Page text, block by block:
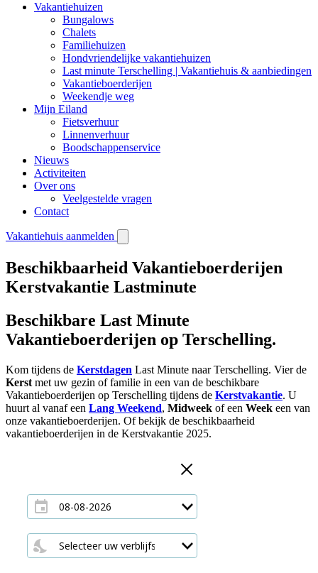
Vakantiehuizen
Bungalows
Chalets
Familiehuizen
Hondvriendelijke vakantiehuizen
Last minute Terschelling | Vakantiehuis & aanbiedingen
Vakantieboerderijen
Weekendje weg
Mijn Eiland
Fietsverhuur
Linnenverhuur
Boodschappenservice
Nieuws
Activiteiten
Over ons
Veelgestelde vragen
Contact
Vakantiehuis aanmelden
Beschikbaarheid Vakantieboerderijen
Kerstvakantie Lastminute
Beschikbare Last Minute
Vakantieboerderijen op Terschelling.
Kom tijdens de Kerstdagen Last Minute naar Terschelling. Vier de
Kerst met uw gezin of familie in een van de beschikbare
Vakantieboerderijen op Terschelling tijdens de Kerstvakantie. U
huurt al vanaf een Lang Weekend, Midweek of een Week een van
onze vakantieboerderijen. Of bekijk de beschikbaarheid
vakantieboerderijen in de Kerstvakantie 2025.